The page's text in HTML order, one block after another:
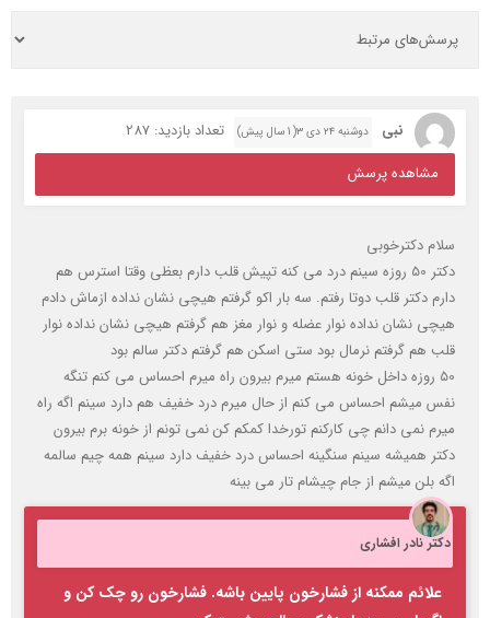
نبی دوشنبه ۲۴ دی ۳( 1 سال پیش)
تعداد بازدید: 287
مشاهده پرسش
سلام دکترخوبی
دکتر 50 روزه سینم درد می کنه تپیش قلب دارم بعظی وقتا استرس هم
دارم دکتر قلب دوتا رفتم. سه بار اکو گرفتم هیچی نشان نداده ازماش دادم
هیچی نشان نداده نوار عضله و نوار مغز هم گرفتم هیچی نشان نداده نوار
قلب هم گرفتم نرمال بود ستی اسکن هم گرفتم دکتر سالم بود
50 روزه داخل خونه هستم میرم بیرون راه میرم احساس می کنم تنگه
نفس میشم احساس می کنم از حال میرم درد خفیف هم دارد سینم اگه راه
میرم نمی دانم چی کارکنم تورخدا کمکم کن نمی تونم از خونه برم بیرون
دکتر همیشه سینم سنگینه احساس درد خفیف دارد سینم همه چیم سالمه
اگه بلن میشم از جام چیشام تار می بینه
دکتر نادر افشاری
علائم ممکنه از فشارخون پایین باشه. فشارخون رو چک کن و